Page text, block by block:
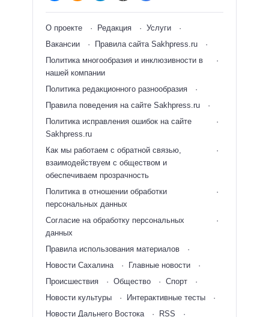
О проекте Редакция
Услуги
Вакансии
Правила сайта Sakhpress.ru
Политика многообразия и инклюзивности в
нашей компании
Политика редакционного разнообразия
Правила поведения на сайте Sakhpress.ru
Политика исправления ошибок на сайте
Sakhpress.ru
Как мы работаем с обратной связью,
взаимодействуем с обществом и
обеспечиваем прозрачность
Политика в отношении обработки
персональных данных
Согласие на обработку персональных
данных
Правила использования материалов
Новости Сахалина
Главные новости
Происшествия
Общество
Спорт
Новости культуры
Интерактивные тесты
Новости Дальнего Востока
RSS